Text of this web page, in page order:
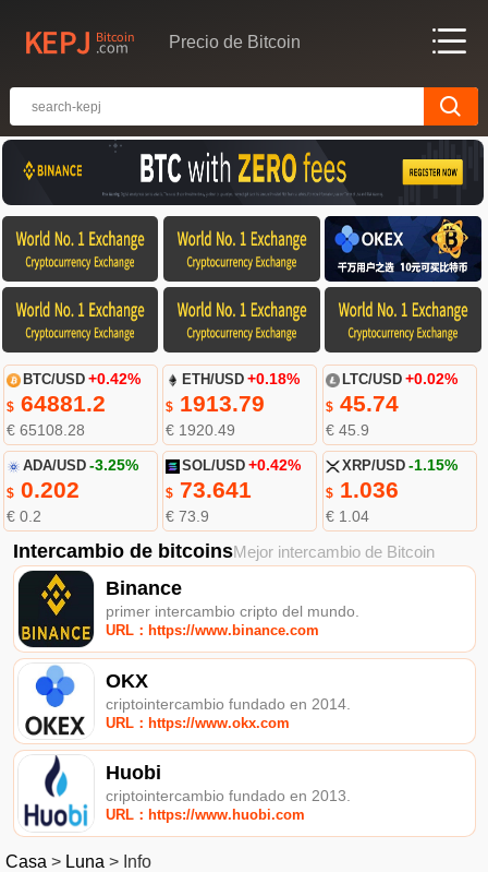
Precio de Bitcoin
BTC/USD +0.42%
$64881.2
€ 65108.28
ETH/USD +0.18%
$ 1913.79
€ 1920.49
LTC/USD +0.02%
$45.74
€ 45.9
ADA/USD -3.25%
$0.202
€ 0.2
SOL/USD +0.42%
$ 73.641
€ 73.9
XRP/USD -1.15%
$1.036
€ 1.04
Intercambio de bitcoinsMejor intercambio de Bitcoin
Binance
primer intercambio cripto del mundo.
URL：https://www.binance.com
OKX
criptointercambio fundado en 2014.
URL：https://www.okx.com
Huobi
criptointercambio fundado en 2013.
URL：https://www.huobi.com
Casa > Luna > Info